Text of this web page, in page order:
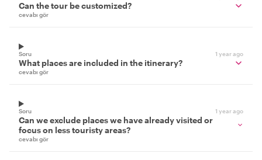
Can the tour be customized?
cevabı gör
Soru 1 year ago
What places are included in the itinerary?
cevabı gör
Soru 1 year ago
Can we exclude places we have already visited or
focus on less touristy areas?
cevabı gör